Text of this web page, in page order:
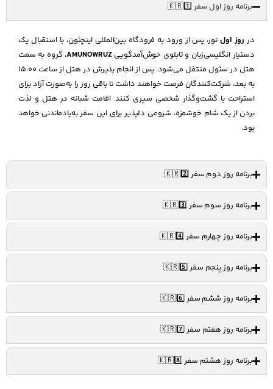
برنامه روز اول سفر 🇰🇷1️⃣
در روز اول تور، پس از ورود به فرودگاه بین‌المللی اینچئون، با استقبال یک
دستیار انگلیسی‌زبان و تابلوی خوش‌آمدگوییAMUNOWRUZ، گروه به سمت
هتل در سئول منتقل می‌شود. پس از انجام پذیرش در هتل از ساعت 15:00
به بعد، شرکت‌کنندگان فرصت خواهند داشت تا باقی روز را به‌صورت آزاد برای
استراحت یا گشت‌وگذار شخصی سپری کنند. اقامت شبانه در هتل و لذت
بردن از یک شام خوشمزه، شروعی دلپذیر برای این سفر به‌یادماندنی خواهد
بود.
برنامه روز دوم سفر 🇰🇷2️⃣
برنامه روز سوم سفر 🇰🇷3️⃣
برنامه روز چهارم سفر 🇰🇷4️⃣
برنامه روز پنجم سفر 🇰🇷5️⃣
برنامه روز ششم سفر 🇰🇷6️⃣
برنامه روز هفتم سفر 🇰🇷7️⃣
برنامه روز هشتم سفر 🇰🇷8️⃣